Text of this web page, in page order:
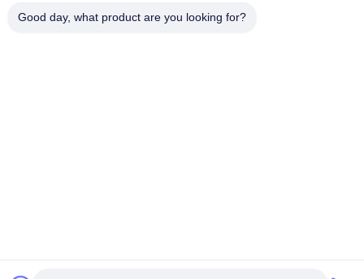
アドレス
著作権 2018-2026 Dong Guan Hendar Cloth Co., Ltd すべて 権利
Good day, what product are you looking for?